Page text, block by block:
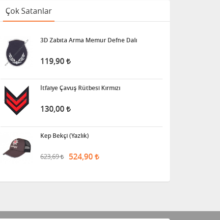
Çok Satanlar
3D Zabıta Arma Memur Defne Dalı
119,90
İtfaiye Çavuş Rütbesi Kırmızı
130,00
Kep Bekçi (Yazlık)
623,69 524,90